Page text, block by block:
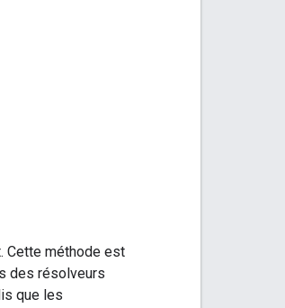
Cette méthode est
des résolveurs
que les